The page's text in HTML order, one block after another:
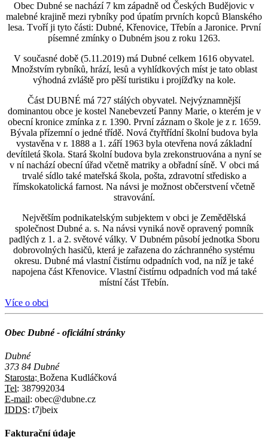
Obec Dubné se nachází 7 km západně od Českých Budějovic v
malebné krajině mezi rybníky pod úpatím prvních kopců Blanského
lesa. Tvoří ji tyto části: Dubné, Křenovice, Třebín a Jaronice. První
písemné zmínky o Dubném jsou z roku 1263.
V současné době (5.11.2019) má Dubné celkem 1616 obyvatel.
Množstvím rybníků, hrází, lesů a vyhlídkových míst je tato oblast
výhodná zvláště pro pěší turistiku i projížďky na kole.
Část DUBNÉ má 727 stálých obyvatel. Nejvýznamnější
dominantou obce je kostel Nanebevzetí Panny Marie, o kterém je v
obecní kronice zmínka z r. 1390. První záznam o škole je z r. 1659.
Bývala přízemní o jedné třídě. Nová čtyřtřídní školní budova byla
vystavěna v r. 1888 a 1. září 1963 byla otevřena nová základní
devítiletá škola. Stará školní budova byla zrekonstruována a nyní se
v ní nachází obecní úřad včetně matriky a obřadní síně. V obci má
trvalé sídlo také mateřská škola, pošta, zdravotní středisko a
římskokatolická farnost. Na návsi je možnost občerstvení včetně
stravování.
Největším podnikatelským subjektem v obci je Zemědělská
společnost Dubné a. s. Na návsi vyniká nově opravený pomník
padlých z 1. a 2. světové války. V Dubném působí jednotka Sboru
dobrovolných hasičů, která je zařazena do záchranného systému
okresu. Dubné má vlastní čistírnu odpadních vod, na níž je také
napojena část Křenovice. Vlastní čistírnu odpadních vod má také
místní část Třebín.
Více o obci
Obec Dubné - oficiální stránky
Dubné
373 84 Dubné
Starosta: Božena Kudláčková
Tel: 387992034
E-mail: obec@dubne.cz
IDDS: t7jbeix
Fakturační údaje